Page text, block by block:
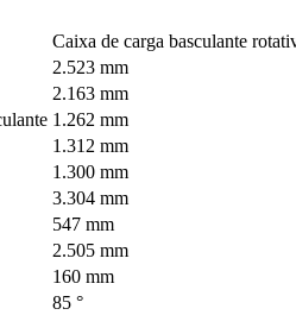
Caixa de carga basculante
2.523 mm
2.163 mm
1.262 mm
1.312 mm
1.300 mm
3.304 mm
547 mm
2.505 mm
160 mm
85 °